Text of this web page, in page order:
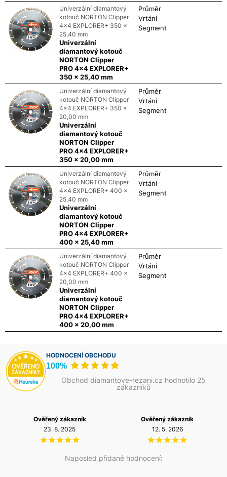
Univerzální diamantový
kotouč NORTON Clipper
4x4 EXPLORER+ 350 x
25,40 mm
Univerzální
diamantový kotouč
NORTON Clipper
PRO 4x4 EXPLORER+
350 x 25,40 mm
Průměr
Vrtání
Segment
Univerzální diamantový
kotouč NORTON Clipper
4x4 EXPLORER+ 350 x
20,00 mm
Univerzální
diamantový kotouč
NORTON Clipper
PRO 4x4 EXPLORER+
350 x 20,00 mm
Průměr
Vrtání
Segment
Univerzální diamantový
kotouč NORTON Clipper
4x4 EXPLORER+ 400 x
25,40 mm
Univerzální
diamantový kotouč
NORTON Clipper
PRO 4x4 EXPLORER+
400 x 25,40 mm
Průměr
Vrtání
Segment
Univerzální diamantový
kotouč NORTON Clipper
4x4 EXPLORER+ 400 x
20,00 mm
Univerzální
diamantový kotouč
NORTON Clipper
PRO 4x4 EXPLORER+
400 x 20,00 mm
Průměr
Vrtání
Segment
HODNOCENÍ OBCHODU
100%
Obchod diamantove-rezani.cz hodnotilo 25
zákazníků
Naposled přidané hodnocení:
Ověřený zákazník
23. 8. 2025
Ověřený zákazník
12. 5. 2026